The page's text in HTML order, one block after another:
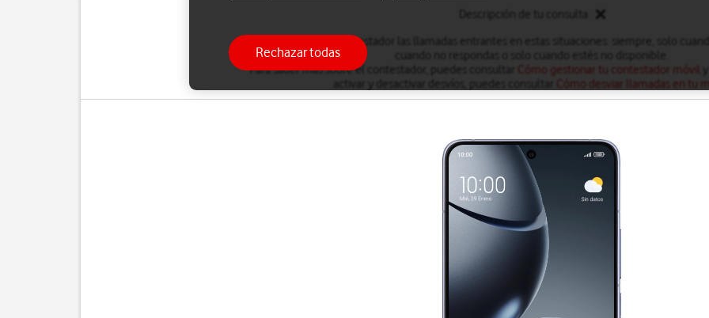
Puedes desviar al contestador las llamadas entrantes en estas situaciones: siempre, solo
Para saber más sobre el contestador, puedes consultar
Cómo gestionar tu contestador móvil
Cómo desviar llamadas en tu
Rechazar todas